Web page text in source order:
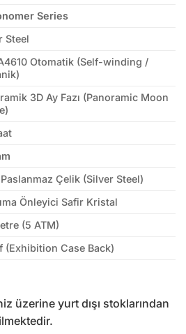
Series
Steel
Otomatik (Self-winding /
3D Ay Fazı (Panoramic Moon
Paslanmaz Çelik (Silver Steel)
Önleyici Safir Kristal
(5 ATM)
(Exhibition Case Back)
üzerine yurt dışı stoklarından